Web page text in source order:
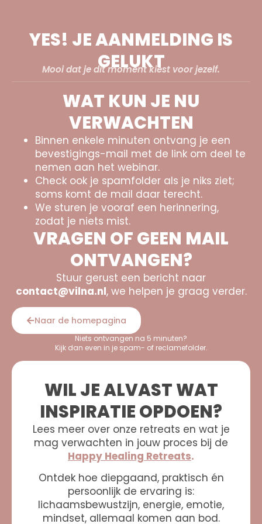
YES! JE AANMELDING IS
GELUKT
Mooi dat je dit moment kiest voor jezelf.
WAT KUN JE NU
VERWACHTEN
Binnen enkele minuten ontvang je een
bevestigings-mail met de link om deel te
nemen aan het webinar.
Check ook je spamfolder als je niks ziet;
soms komt de mail daar terecht.
We sturen je vooraf een herinnering,
zodat je niets mist.
VRAGEN OF GEEN MAIL
ONTVANGEN?
Stuur gerust een bericht naar
contact@vilna.nl, we helpen je graag verder.
Naar de homepagina
Niets ontvangen na 5 minuten?
Kijk dan even in je spam- of reclamefolder.
WIL JE ALVAST WAT
INSPIRATIE OPDOEN?
Lees meer over onze retreats en wat je
mag verwachten in jouw proces bij de
Happy Healing Retreats.
Ontdek hoe diepgaand, praktisch én
persoonlijk de ervaring is:
lichaamsbewustzijn, energie, emotie,
mindset, allemaal komen aan bod.